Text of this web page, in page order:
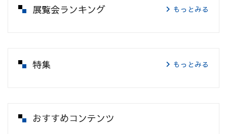
展覧会ランキング もっとみる
特集 もっとみる
おすすめコンテンツ